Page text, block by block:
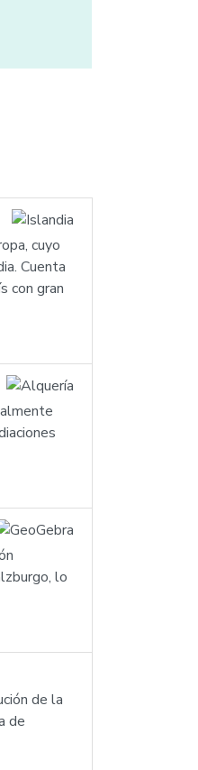
cuyo
Cuenta
con gran
lo
de la
de